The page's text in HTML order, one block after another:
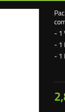
- 1
- 1
- 1